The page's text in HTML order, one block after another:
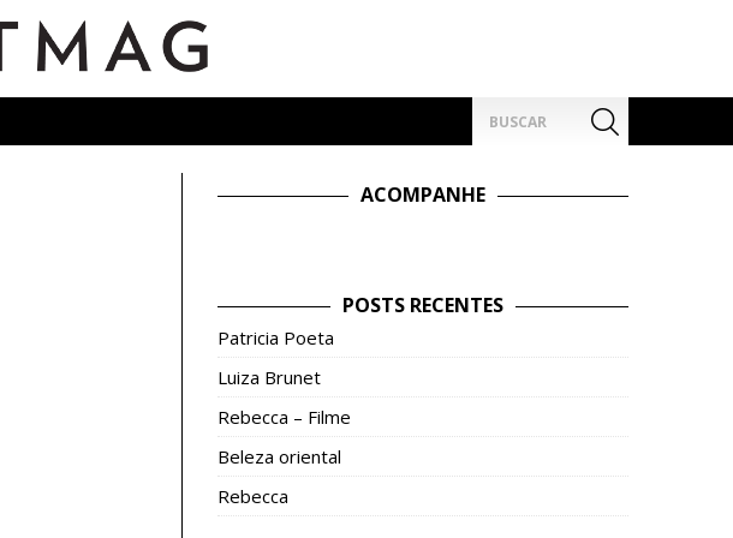
por:
ACOMPANHE
POSTS RECENTES
Patricia Poeta
Luiza Brunet
Rebecca – Filme
Beleza oriental
Rebecca